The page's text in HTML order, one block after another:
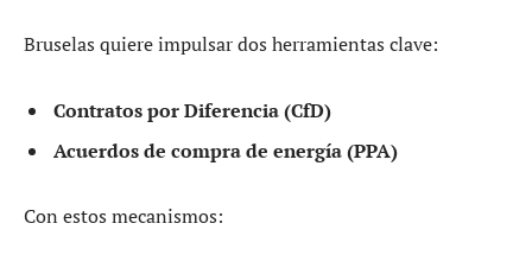
Bruselas quiere impulsar dos herramientas clave:
Contratos por Diferencia (CfD)
Acuerdos de compra de energía (PPA)
Con estos mecanismos: